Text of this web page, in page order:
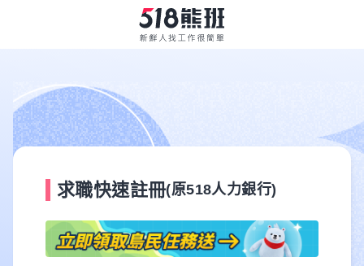
求職快速註冊(原518人力銀行)